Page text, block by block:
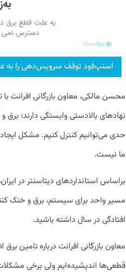
اسنپ‌فود توقف سرویس‌دهی را به
محسن مالکی، معاون بازرگانی
نهادهای بالادستی وابستگی دارند؛
حدی می‌توانیم کنترل کنیم. مشکل
ما نیست.
افتادگی در سال داشته باشید.
معاون بازرگانی افرانت درباره تامین
قطعی‌ها اندیشیده‌ایم ولی برخی